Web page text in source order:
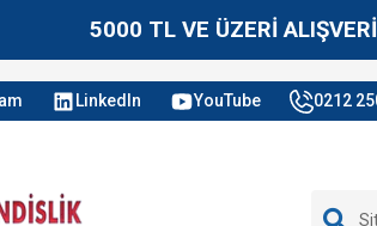
5000 TL VE ÜZERİ
LinkedIn YouTube 0212